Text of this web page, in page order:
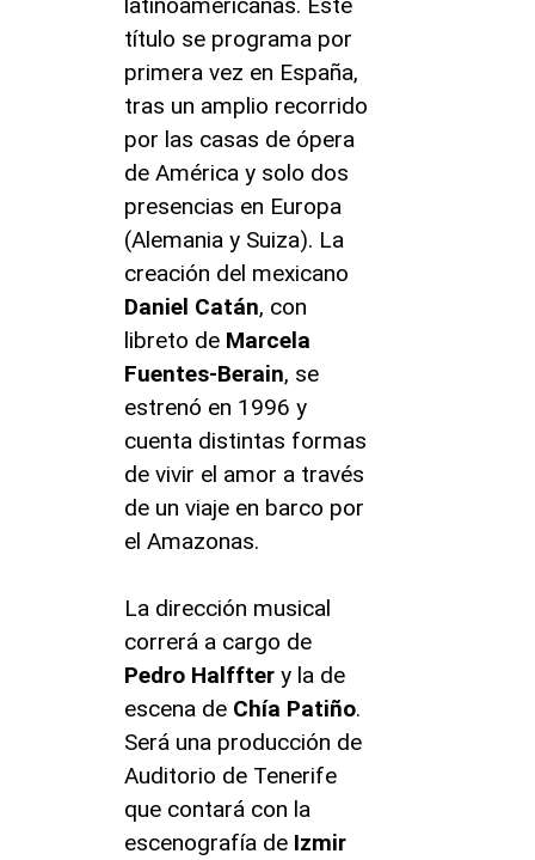
título se programa por
primera vez en España,
tras un amplio recorrido
por las casas de ópera
de América y solo dos
presencias en Europa
(Alemania y Suiza). La
creación del mexicano
Daniel Catán, con
libreto de Marcela
Fuentes-Berain, se
estrenó en 1996 y
cuenta distintas formas
de vivir el amor a través
de un viaje en barco por
el Amazonas.
La dirección musical
correrá a cargo de
Pedro Halffter y la de
escena de Chía Patiño.
Será una producción de
Auditorio de Tenerife
que contará con la
escenografía de Izmir